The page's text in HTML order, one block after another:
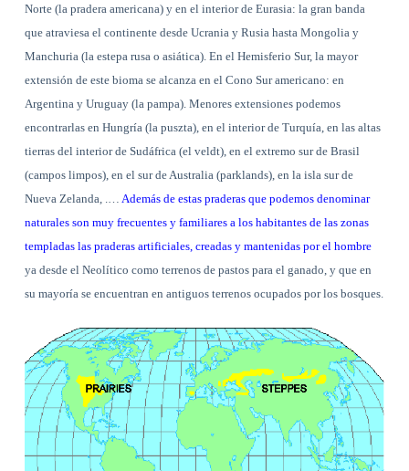
Norte (la pradera americana) y en el interior de Eurasia: la gran banda
que atraviesa el continente desde Ucrania y Rusia hasta Mongolia y
Manchuria (la estepa rusa o asiática). En el Hemisferio Sur, la mayor
extensión de este bioma se alcanza en el Cono Sur americano: en
Argentina y Uruguay (la pampa). Menores extensiones podemos
encontrarlas en Hungría (la puszta), en el interior de Turquía, en las altas
tierras del interior de Sudáfrica (el veldt), en el extremo sur de Brasil
(campos limpos), en el sur de Australia (parklands), en la isla sur de
Nueva Zelanda, .… Además de estas praderas que podemos denominar
naturales son muy frecuentes y familiares a los habitantes de las zonas
templadas las praderas artificiales, creadas y mantenidas por el hombre
ya desde el Neolítico como terrenos de pastos para el ganado, y que en
su mayoría se encuentran en antiguos terrenos ocupados por los bosques.